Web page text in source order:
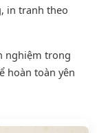
, in tranh theo
nghiệm trong
hoàn toàn yên